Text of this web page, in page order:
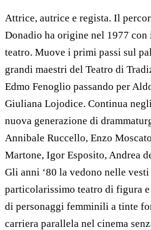
Attrice, autrice e regista. Il
Donadio ha origine nel 1977 con
teatro. Muove i primi passi sul
grandi maestri del Teatro di
Edmo Fenoglio passando per
Giuliana Lojodice. Continua
nuova generazione di
Annibale Ruccello, Enzo
Martone, Igor Esposito, Andrea
Gli anni ‘80 la vedono nelle
particolarissimo teatro di figura
di personaggi femminili a tinte
carriera parallela nel cinema